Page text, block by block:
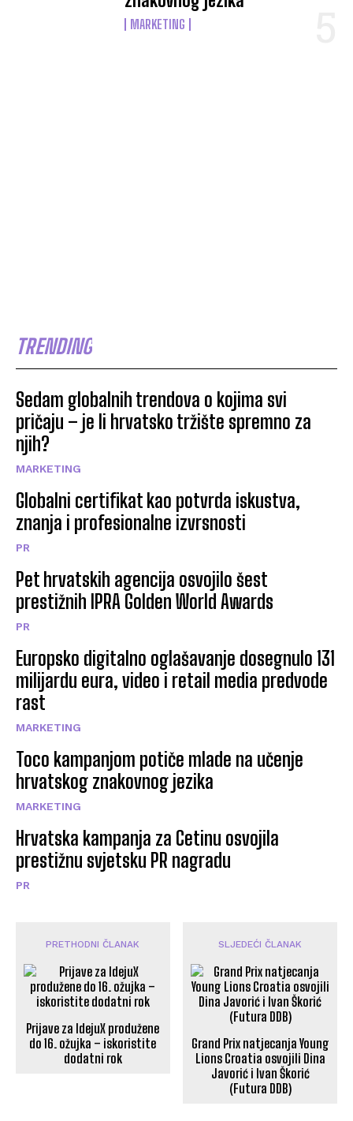
MARKETING
TRENDING
Sedam globalnih trendova o kojima svi
pričaju – je li hrvatsko tržište spremno za
njih?
MARKETING
Globalni certifikat kao potvrda iskustva,
znanja i profesionalne izvrsnosti
PR
Pet hrvatskih agencija osvojilo šest
prestižnih IPRA Golden World Awards
PR
Europsko digitalno oglašavanje dosegnulo 131
milijardu eura, video i retail media predvode
rast
MARKETING
Toco kampanjom potiče mlade na učenje
hrvatskog znakovnog jezika
MARKETING
Hrvatska kampanja za Cetinu osvojila
prestižnu svjetsku PR nagradu
PR
PRETHODNI ČLANAK
Prijave za IdejuX produžene
do 16. ožujka – iskoristite
dodatni rok
SLJEDEĆI ČLANAK
Grand Prix natjecanja Young
Lions Croatia osvojili Dina
Javorić i Ivan Škorić
(Futura DDB)